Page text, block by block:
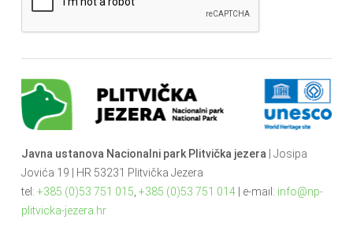
Javna ustanova Nacionalni park Plitvička jezera | Josipa
Jovića 19 | HR 53231 Plitvička Jezera
tel: +385 (0)53 751 015 +385 (0)53 751 014| e-mail: info@np-
plitvicka-jezera.hr